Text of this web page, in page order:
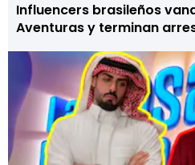
Influencers brasileños
Aventuras y terminan